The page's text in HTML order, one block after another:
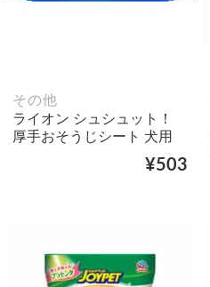
その他
ライオン シュシュット！
厚手おそうじシート 犬用
¥503